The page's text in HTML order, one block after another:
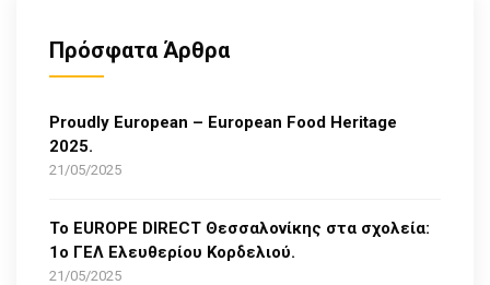
Πρόσφατα Άρθρα
Proudly European – European Food Heritage
2025.
21/05/2025
Το EUROPE DIRECT Θεσσαλονίκης στα σχολεία:
1ο ΓΕΛ Ελευθερίου Κορδελιού.
21/05/2025